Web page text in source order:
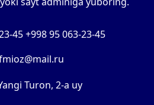
45 +998 95 063-23-45
Turon, 2-a uy